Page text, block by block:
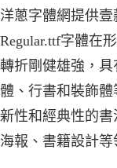
洋蔥字體網提供壹
Regular.ttf字體在
轉折剛健雄強，
體、行書和裝飾
新性和經典性的
海報、書籍設計等